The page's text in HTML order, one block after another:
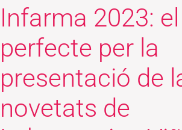
Infarma 2023:
perfecte per la
presentació de
novetats de